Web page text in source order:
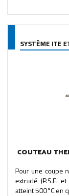
SYSTÈME ITE
COUTEAU
Pour une coupe
extrudé (P.S.E.
atteint 500°C en